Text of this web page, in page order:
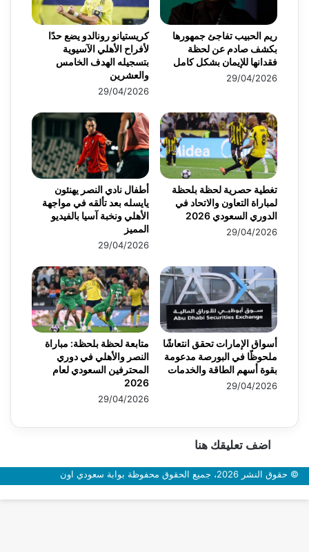
كريستيانو رونالدو يضع حدًا
لأفراح الأهلي الآسيوية
بتسجيله الهدف الخامس
والعشرين
29/04/2026
ريم الحبيب تفاجئ جمهورها
بكشف صادم عن لحظة
فقدانها للإيمان بشكل كامل
29/04/2026
أطفال نادي النصر يهنئون
يايسله بعد تألقه في مواجهة
الأهلي ونخبة آسيا بالفيديو
المميز
29/04/2026
تغطية حصرية لحظة بلحظة
لمباراة التعاون والاتحاد في
الدوري السعودي 2026
29/04/2026
متابعة لحظة بلحظة: مباراة
النصر والأهلي في دوري
المحترفين السعودي لعام
2026
29/04/2026
أسواق الإمارات تحقق انتعاشًا
ملحوظًا في البورصة مدعومة
بقوة أسهم الطاقة والخدمات
29/04/2026
اضف تعليقك هنا
© حقوق النشر 2026، جميع الحقوق محفوظة بوابة سعودي اون